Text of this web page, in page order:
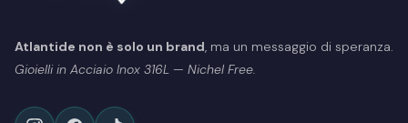
Atlantide non è solo un brand, ma un messaggio di speranza.
Gioielli in Acciaio Inox 316L — Nichel Free.